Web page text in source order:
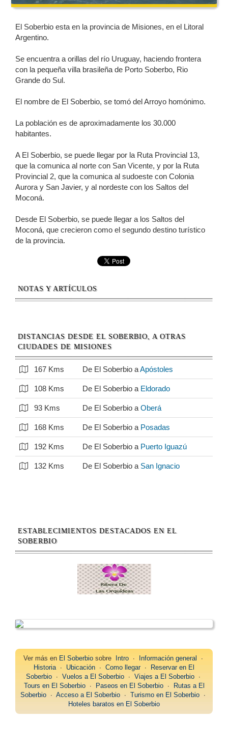
El Soberbio esta en la provincia de Misiones, en el Litoral
Argentino.
Se encuentra a orillas del río Uruguay, haciendo frontera
con la pequeña villa brasileña de Porto Soberbo, Rio
Grande do Sul.
El nombre de El Soberbio, se tomó del Arroyo homónimo.
La población es de aproximadamente los 30.000
habitantes.
A El Soberbio, se puede llegar por la Ruta Provincial 13,
que la comunica al norte con San Vicente, y por la Ruta
Provincial 2, que la comunica al sudoeste con Colonia
Aurora y San Javier, y al nordeste con los Saltos del
Moconá.
Desde El Soberbio, se puede llegar a los Saltos del
Moconá, que crecieron como el segundo destino turístico
de la provincia.
NOTAS Y ARTÍCULOS
DISTANCIAS DESDE EL SOBERBIO, A OTRAS
CIUDADES DE MISIONES
167 Kms De El Soberbio aApóstoles
108 Kms De El Soberbio a Eldorado
93 Kms De El Soberbio a Oberá
168 Kms De El Soberbio a Posadas
192 Kms De El Soberbio a Puerto Iguazú
132 Kms De El Soberbio a San Ignacio
ESTABLECIMIENTOS DESTACADOS EN EL
SOBERBIO
Ver más en El Soberbiosobre Intro∙ Información general
∙
Historia ∙ Ubicación ∙ Como llegar∙
Reservar en El
Soberbio∙ Vuelos a El Soberbio∙ Viajes a El Soberbio∙
Tours en El Soberbio∙ Paseos en El Soberbio∙
Rutas a El
Soberbio ∙ Acceso a El Soberbio ∙ Turismo en El Soberbio ∙
Hoteles baratos en El Soberbio